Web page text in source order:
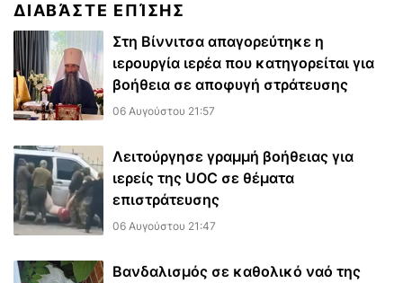
ΔΙΑΒΆΣΤΕ ΕΠΊΣΗΣ
Στη Βίννιτσα απαγορεύτηκε η
ιερουργία ιερέα που κατηγορείται για
βοήθεια σε αποφυγή στράτευσης
06 Αυγούστου 21:57
Λειτούργησε γραμμή βοήθειας για
ιερείς της UOC σε θέματα
επιστράτευσης
06 Αυγούστου 21:47
Βανδαλισμός σε καθολικό ναό της